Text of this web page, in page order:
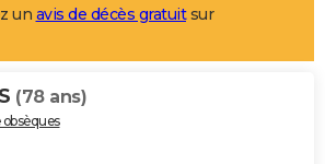
un avis de décès gratuitsur
(78 ans)